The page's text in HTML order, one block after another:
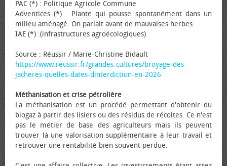
PAC (*) : Politique Agricole Commune
Adventices (*) : Plante qui pousse spontanément dans un
milieu aménagé. On parlait avant de mauvaises herbes.
IAE (*) :(infrastructures agroécologiques)
Source : Réussir / Marie-Christine Bidault
https://www.reussir.fr/grandes-cultures/broyage-des-
jacheres-quelles-dates-dinterdiction-en-2026
Méthanisation et crise pétrolière
La méthanisation est un procédé permettant d'obtenir du
biogaz à partir des lisiers ou des résidus de récoltes. Ce n'est
pas le métier de base des agriculteurs mais ils peuvent
trouver là une valorisation supplémentaire à leur travail et
retrouver une rentabilité bien souvent perdue.